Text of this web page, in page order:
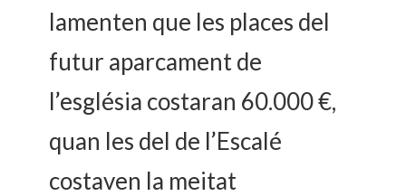
lamenten que les places del
futur aparcament de
l’església costaran 60.000 €,
quan les del de l’Escalé
costaven la meitat